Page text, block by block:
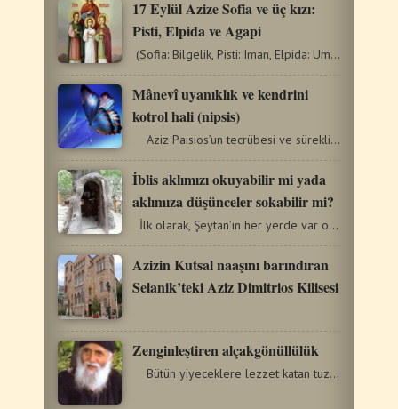
17 Eylül Αzize Sofia ve üç kızı:
Pisti, Elpida ve Agapi
(Sofia: Bilgelik, Pisti: Iman, Elpida: Umut, Agapi: Sevgi) …
Mânevî uyanıklık ve kendrini
kotrol hali (nipsis)
Aziz Paisios’un tecrübesi ve sürekli nipsis çalışması…
İblis aklımızı okuyabilir mi yada
aklımıza düşünceler sokabilir mi?
İlk olarak, Şeytan’ın her yerde var olma gücüne…
Azizin Kutsal naaşını barındıran
Selanik’teki Aziz Dimitrios Kilisesi
Zenginleştiren alçakgönüllülük
Bütün yiyeceklere lezzet katan tuz gibi yaşamı boyunca…